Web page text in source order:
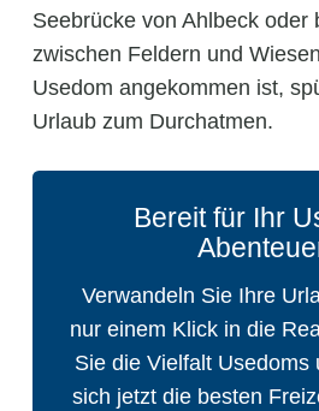
Seebrücke von Ahlbeck oder
zwischen Feldern und
Usedom angekommen ist,
Urlaub zum Durchatmen.
Bereit für Ihr
Verwandeln Sie Ihre
nur einem Klick in die
Sie die Vielfalt Usedoms
sich jetzt die besten